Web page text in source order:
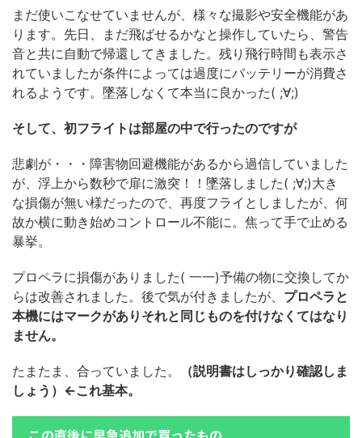
まだ使いこなせていませんが、様々な撮影や安全機能があ
ります。先日、まだ飛ばせるかなと操作していたら、警告
音と共に自動で帰還してきました。残り飛行時間も表示さ
れていましたが条件によっては過度にバッテリーが消費さ
れるようです。墜落しなくて本当に良かった( ;∀;)
そして、初フライトは部屋の中で行ったのですが
悲劇が・・・障害物回避機能があるから過信していました
が、浮上から数秒で扉に激突！！墜落しました( ;∀;)大き
な損傷が無い様だったので、再度フライとしましたが、何
故か横に動き始めコントロール不能に。焦って手で止める
暴挙。
プロペラに損傷がありました( 一一)予備の物に交換してか
らは改善されました。後で気が付きましたが、 プロペラと
本機にはマークがありそれと同じものを付けなくてはなり
ません。
たまたま、合っていました。
（説明書はしっかり確認しま
しょう）←これ基本。